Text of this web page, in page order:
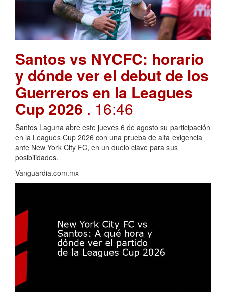
Santos vs NYCFC: horario
y dónde ver el debut de los
Guerreros en la Leagues
Cup 2026 . 16:46
Santos Laguna abre este jueves 6 de agosto su participación
en la Leagues Cup 2026 con una prueba de alta exigencia
ante New York City FC, en un duelo clave para sus
posibilidades.
Vanguardia.com.mx